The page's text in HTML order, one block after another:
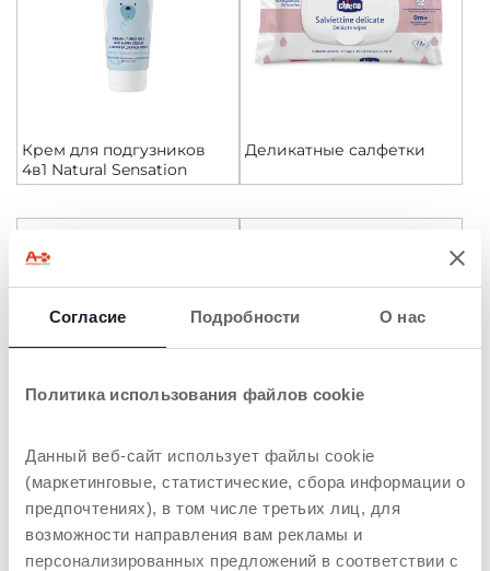
Согласие Подробности О нас
Политика использования файлов cookie
Данный веб-сайт использует файлы cookie
(маркетинговые, статистические, сбора информации о
предпочтениях), в том числе третьих лиц, для
возможности направления вам рекламы и
персонализированных предложений в соответствии с
Крем для подгузников
4в1 Natural Sensation
Деликатные салфетки
Парфюмированные
салфетки
Парфюмированные
салфетки